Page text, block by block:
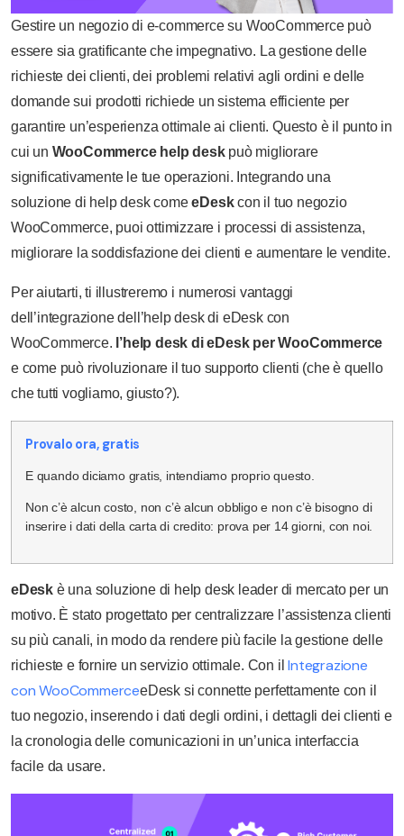
Gestire un negozio di e-commerce su WooCommerce può
essere sia gratificante che impegnativo. La gestione delle
richieste dei clienti, dei problemi relativi agli ordini e delle
domande sui prodotti richiede un sistema efficiente per
garantire un’esperienza ottimale ai clienti. Questo è il punto in
cui un WooCommerce help desk può migliorare
significativamente le tue operazioni. Integrando una
soluzione di help desk comeeDeskcon il tuo negozio
WooCommerce, puoi ottimizzare i processi di assistenza,
migliorare la soddisfazione dei clienti e aumentare le vendite.
Per aiutarti, ti illustreremo i numerosi vantaggi
dell’integrazione dell’help desk di eDesk con
WooCommerce. l’help desk di eDesk per WooCommerce
e come può rivoluzionare il tuo supporto clienti (che è quello
che tutti vogliamo, giusto?).
Provalo ora, gratis
E quando diciamo gratis, intendiamo proprio questo.
Non c’è alcun costo, non c’è alcun obbligo e non c’è bisogno di
inserire i dati della carta di credito: prova per 14 giorni, con noi.
eDesk è una soluzione di help desk leader di mercato per un
motivo. È stato progettato per centralizzare l’assistenza clienti
su più canali, in modo da rendere più facile la gestione delle
richieste e fornire un servizio ottimale. Con ilIntegrazione
con WooCommerceeDesk si connette perfettamente con il
tuo negozio, inserendo i dati degli ordini, i dettagli dei clienti e
la cronologia delle comunicazioni in un’unica interfaccia
facile da usare.